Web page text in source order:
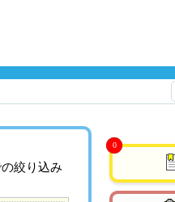
絞り込み